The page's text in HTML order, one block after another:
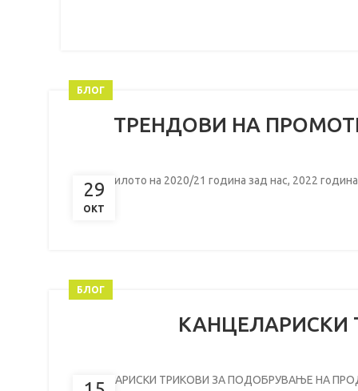
29
ОКТ
БЛОГ
ТРЕНДОВИ НА
Со лудилото на 2020/21 година зад нас, 2022
БЛОГ
КАНЦЕЛАРИСКИ
КАНЦЕЛАРИСКИ ТРИКОВИ ЗА ПОДОБРУВАЊЕ НА